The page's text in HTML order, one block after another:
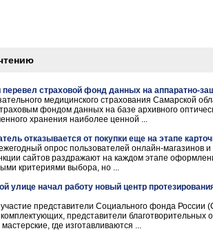
страховой фонд данных на аппаратно-
медицинского страхования Самарской
фондом данных на базе архивного
хранения наиболее ценной ...
отказывается от покупки еще на этапе
опрос пользователей онлайн-магазинов
сайтов раздражают на каждом этапе
критериями выбора, но ...
улице начал работу новый центр
представители Социального фонда России
представители
где изготавливаются ...